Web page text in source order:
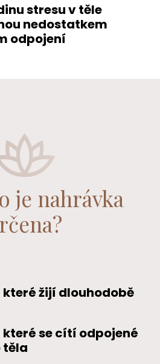
stresu v těle
nedostatkem
odpojení
je nahrávka
které žijí dlouhodobě
které se cítí odpojené
těla